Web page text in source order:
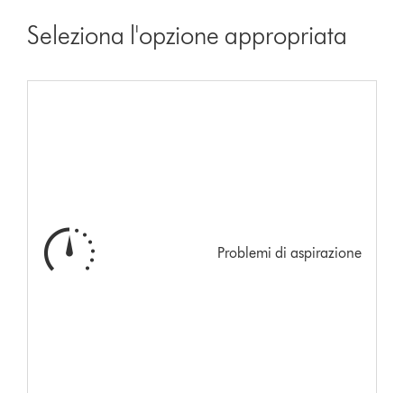
Seleziona l'opzione appropriata
Problemi di aspirazione